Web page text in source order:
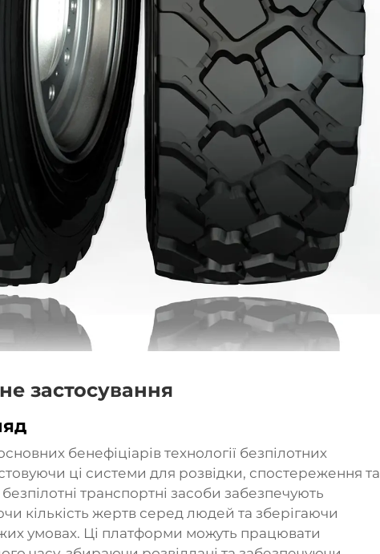
застосування
бенефіціарів технології безпілотних
ці системи для розвідки, спостереження та
транспортні засоби забезпечують
кількість жертв серед людей та зберігаючи
умовах. Ці платформи можуть працювати